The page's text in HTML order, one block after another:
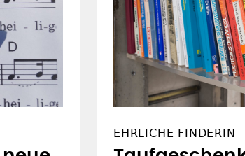
EHRLICHE FINDERIN